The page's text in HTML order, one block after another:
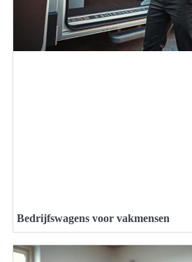
Bedrijfswagens voor vakmensen